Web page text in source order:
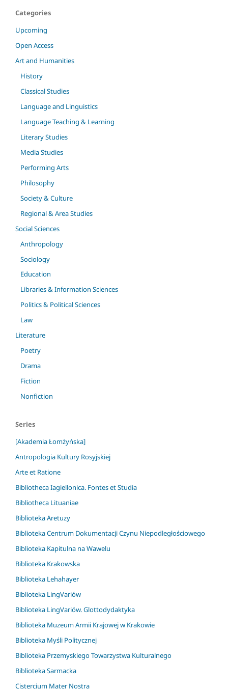
Categories
Upcoming
Open Access
Art and Humanities
History
Classical Studies
Language and Linguistics
Language Teaching & Learning
Literary Studies
Media Studies
Performing Arts
Philosophy
Society & Culture
Regional & Area Studies
Social Sciences
Anthropology
Sociology
Education
Libraries & Information Sciences
Politics & Political Sciences
Law
Literature
Poetry
Drama
Fiction
Nonfiction
Series
[Akademia Łomżyńska]
Antropologia Kultury Rosyjskiej
Arte et Ratione
Bibliotheca Iagiellonica. Fontes et Studia
Bibliotheca Lituaniae
Biblioteka Aretuzy
Biblioteka Centrum Dokumentacji Czynu Niepodległościowego
Biblioteka Kapitulna na Wawelu
Biblioteka Krakowska
Biblioteka Lehahayer
Biblioteka LingVariów
Biblioteka LingVariów. Glottodydaktyka
Biblioteka Muzeum Armii Krajowej w Krakowie
Biblioteka Myśli Politycznej
Biblioteka Przemyskiego Towarzystwa Kulturalnego
Biblioteka Sarmacka
Cistercium Mater Nostra